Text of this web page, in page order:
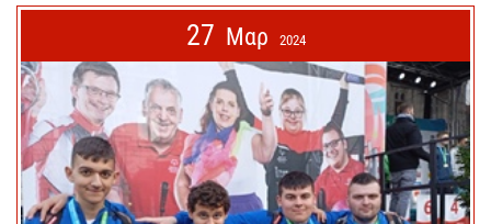
27 Μαρ 2024